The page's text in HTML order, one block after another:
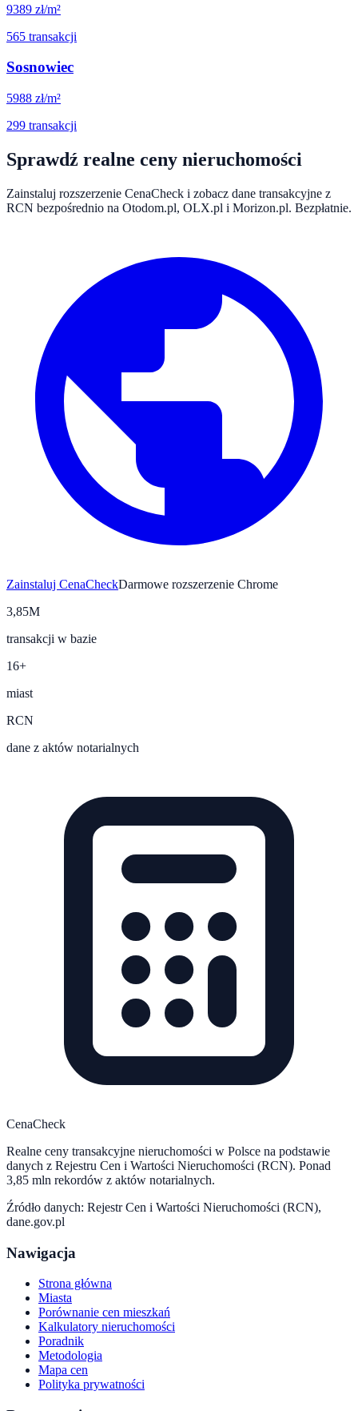
9389 zł/m²
565 transakcji
Sosnowiec
5988 zł/m²
299 transakcji
Sprawdź realne ceny nieruchomości
Zainstaluj rozszerzenie CenaCheck i zobacz dane transakcyjne z
RCN bezpośrednio na Otodom.pl, OLX.pl i Morizon.pl. Bezpłatnie.
Zainstaluj CenaCheckDarmowe rozszerzenie Chrome
3,85M
transakcji w bazie
16+
miast
RCN
dane z aktów notarialnych
CenaCheck
Realne ceny transakcyjne nieruchomości w Polsce na podstawie
danych z Rejestru Cen i Wartości Nieruchomości (RCN). Ponad
3,85 mln rekordów z aktów notarialnych.
Źródło danych: Rejestr Cen i Wartości Nieruchomości (RCN),
dane.gov.pl
Nawigacja
Strona główna
Miasta
Porównanie cen mieszkań
Kalkulatory nieruchomości
Poradnik
Metodologia
Mapa cen
Polityka prywatności